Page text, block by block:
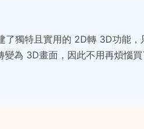
獨特且實用的 2D轉 3D功能
為 3D畫面，因此不用再煩惱買